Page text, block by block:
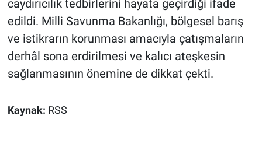
caydırıcılık tedbirlerini hayata geçirdiği ifade
edildi. Milli Savunma Bakanlığı, bölgesel barış
ve istikrarın korunması amacıyla çatışmaların
derhâl sona erdirilmesi ve kalıcı ateşkesin
sağlanmasının önemine de dikkat çekti.
Kaynak: RSS